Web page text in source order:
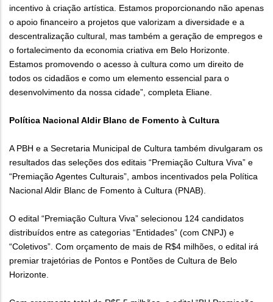
incentivo à criação artística. Estamos proporcionando não apenas
o apoio financeiro a projetos que valorizam a diversidade e a
descentralização cultural, mas também a geração de empregos e
o fortalecimento da economia criativa em Belo Horizonte.
Estamos promovendo o acesso à cultura como um direito de
todos os cidadãos e como um elemento essencial para o
desenvolvimento da nossa cidade”, completa Eliane.
Política Nacional Aldir Blanc de Fomento à Cultura
A PBH e a Secretaria Municipal de Cultura também divulgaram os
resultados das seleções dos editais “Premiação Cultura Viva” e
“Premiação Agentes Culturais”, ambos incentivados pela Política
Nacional Aldir Blanc de Fomento à Cultura (PNAB).
O edital “Premiação Cultura Viva” selecionou 124 candidatos
distribuídos entre as categorias “Entidades” (com CNPJ) e
“Coletivos”. Com orçamento de mais de R$4 milhões, o edital irá
premiar trajetórias de Pontos e Pontões de Cultura de Belo
Horizonte.